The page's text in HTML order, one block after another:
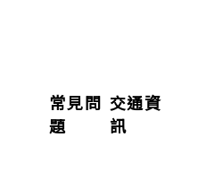
常見問
題
交通資
訊